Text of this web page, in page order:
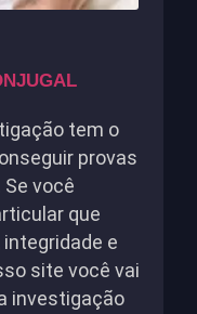
tem o
provas
você
que
e
site você vai
investigação